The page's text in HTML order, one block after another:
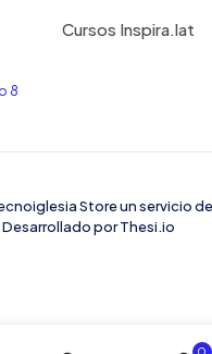
Cursos Inspira.lat
Store un servicio de
Desarrollado porThesi.io